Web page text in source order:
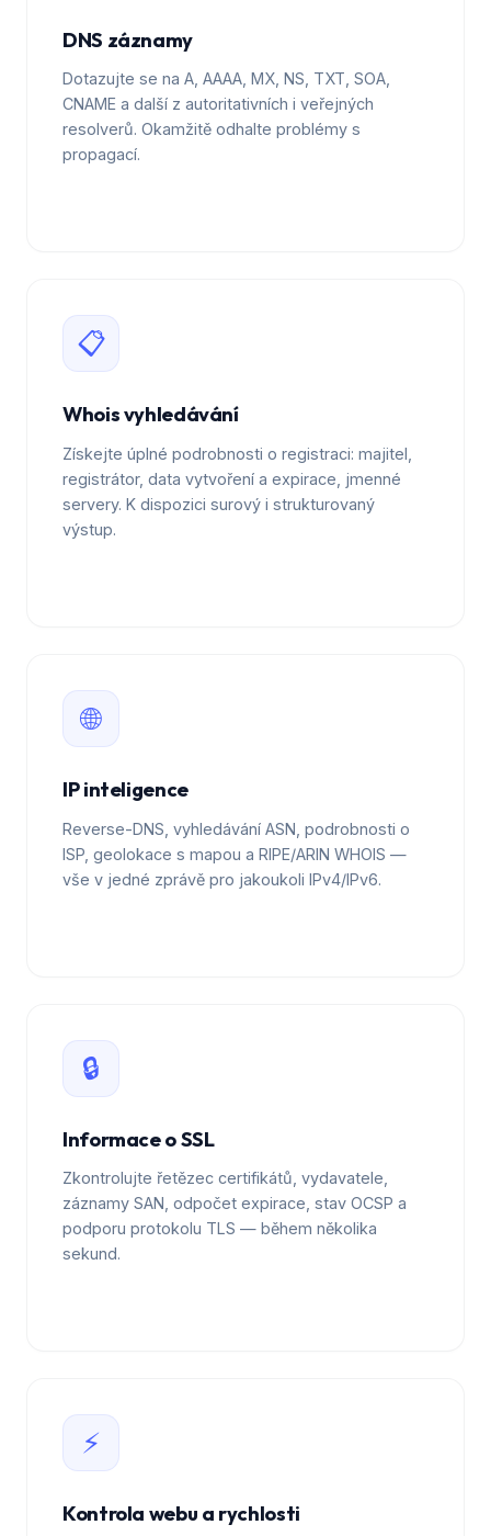
DNS záznamy
Dotazujte se na A, AAAA, MX, NS, TXT, SOA,
CNAME a další z autoritativních i veřejných
resolverů. Okamžitě odhalte problémy s
propagací.
📋
Whois vyhledávání
Získejte úplné podrobnosti o registraci: majitel,
registrátor, data vytvoření a expirace, jmenné
servery. K dispozici surový i strukturovaný
výstup.
🌐
IP inteligence
Reverse-DNS, vyhledávání ASN, podrobnosti o
ISP, geolokace s mapou a RIPE/ARIN WHOIS —
vše v jedné zprávě pro jakoukoli IPv4/IPv6.
🔒
Informace o SSL
Zkontrolujte řetězec certifikátů, vydavatele,
záznamy SAN, odpočet expirace, stav OCSP a
podporu protokolu TLS — během několika
sekund.
⚡
Kontrola webu a rychlosti